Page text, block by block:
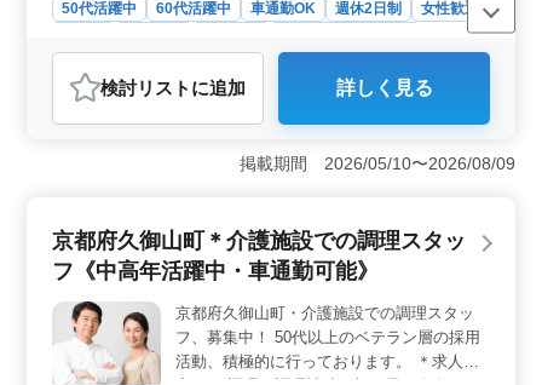
50代活躍中 60代活躍中 車通勤OK 週休2日制
女性歓迎
おすすめポイント
＜中高年の活躍＞ この企業は、50代、60代の採用実績
があり、中高年が活躍中です。経験を活かして安定した
職場で働けます。 ＜福祉施設でのやりがい＞ 福祉
ます。 ＜勤務条件の柔軟性＞ 勤務時間や休日も相
談可能な週休2日制を採用しています。ライフスタイルに
大切にしたい方に適しています。
検討リスト に追加 詳しく見る
掲載期間 2026/05/10〜2026/08/09
京都府久御山町＊介護施設での調理スタッ
フ《中高年活躍中・車通勤可能》
京都府久御山町・介護施設での調理スタッ
フ、募集中！ 50代以上のベテラン層の採用
活動、積極的に行っております。 ＊求人内